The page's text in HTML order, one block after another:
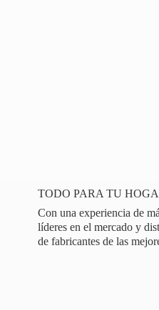
TODO PARA TU
Con una experiencia de
líderes en el mercado y
de fabricantes de las